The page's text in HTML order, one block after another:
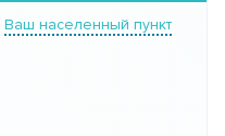
Ваш населенный пункт